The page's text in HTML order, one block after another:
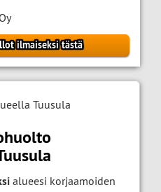
ilmaiseksi tästä
Tuusula
alueesi korjaamoiden